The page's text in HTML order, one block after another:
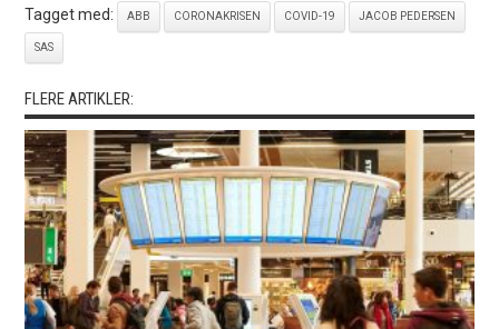
Tagget med: ABB CORONAKRISEN COVID-19 JACOB PEDERSEN
SAS
FLERE ARTIKLER: